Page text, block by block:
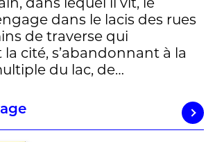
dans lequel il vit, le
dans le lacis des rues
de traverse qui
cité, s’abandonnant à la
du lac, de…